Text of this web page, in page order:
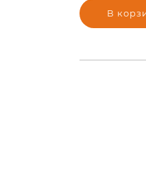
В